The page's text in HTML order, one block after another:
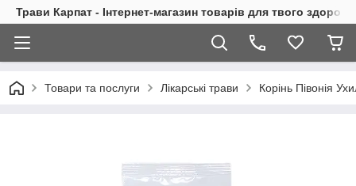
Трави Карпат - Інтернет-магазин товарів для твого
Товари та послуги Лікарські трави Корінь Півонія